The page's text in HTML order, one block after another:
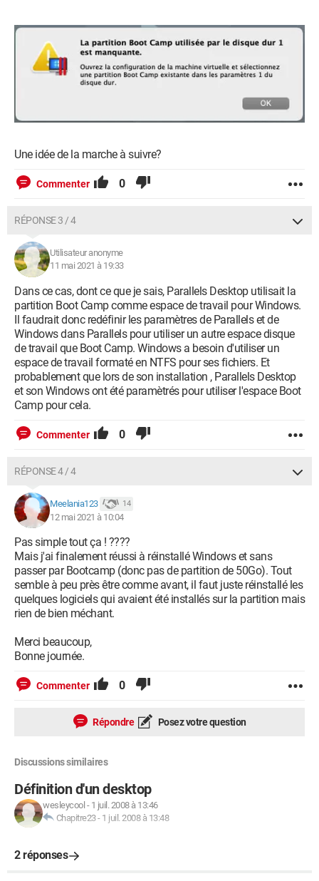
Une idée de la marche à suivre?
Commenter 0
RÉPONSE 3 / 4
Utilisateur anonyme
11 mai 2021 à 19:33
Dans ce cas, dont ce que je sais, Parallels Desktop utilisait la
partition Boot Camp comme espace de travail pour Windows.
Il faudrait donc redéfinir les paramètres de Parallels et de
Windows dans Parallels pour utiliser un autre espace disque
de travail que Boot Camp. Windows a besoin d'utiliser un
espace de travail formaté en NTFS pour ses fichiers. Et
probablement que lors de son installation , Parallels Desktop
et son Windows ont été paramètrés pour utiliser l'espace Boot
Camp pour cela.
Commenter 0
RÉPONSE 4 / 4
Meelania123 14
12 mai 2021 à 10:04
Pas simple tout ça ! ????
Mais j'ai finalement réussi à réinstallé Windows et sans
passer par Bootcamp (donc pas de partition de 50Go). Tout
semble à peu près être comme avant, il faut juste réinstallé les
quelques logiciels qui avaient été installés sur la partition mais
rien de bien méchant.
Merci beaucoup,
Bonne journée.
Commenter 0
Répondre Posez votre question
Discussions similaires
Définition d'un desktop
wesleycool - 1 juil. 2008 à 13:46
Chapitre23- 1 juil. 2008 à 13:48
2 réponses